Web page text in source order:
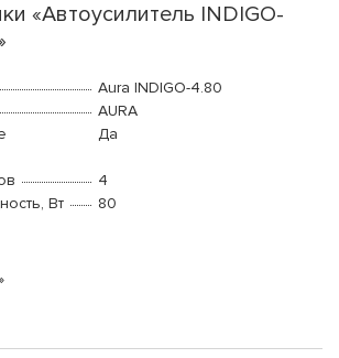
«Автоусилитель INDIGO-
Aura INDIGO-4.80
AURA
Да
4
Вт
80